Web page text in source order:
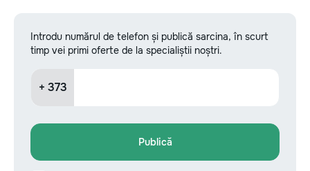
Introdu numărul de telefon și publică sarcina, în scurt
timp vei primi oferte de la specialiștii noștri.
+ 373
Publică